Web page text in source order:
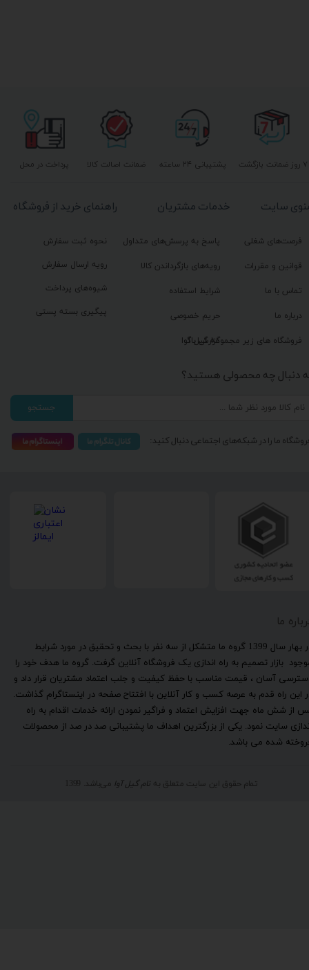
ما
​در بهار سال 1399 گروه ما متشکل از سه نفر با بحث و تحقیق در مورد شرایط
بازار تصمیم به راه اندازی یک فروشگاه آنلاین گرفت. گروه ما هدف خود را
آسان ، قیمت مناسب با حفظ کیفیت و جلب اعتماد مشتریان قرار داد و
این راه قدم به عرصه کسب و کار آنلاین با افتتاح صفحه در اینستاگرام گذاشت.
از شش ماه جهت افزایش اعتماد و فراگیر نمودن ارائه خدمات اقدام به راه
سایت نمود. یکی از بزرگترین اهداف ما پشتیبانی صد در صد از محصولات
شده می باشد.
تمام حقوق این سایت متعلق به نام گیل آوا می‌باشد. 1399
پشتیبانی ۲۴ ساعته پرداخت در محل ۷ روز ضمانت بازگشت ضمانت اصالت کالا
راهنمای خرید از فروشگاه
نحوه ثبت سفارش
رویه ارسال سفارش
شیوه‌های پرداخت
پیگیری بسته پستی
خدمات مشتریان
پاسخ به پرسش‌های متداول
رویه‌های بازگرداندن کالا
شرایط استفاده
حریم خصوصی
گزارش باگ
سایت
فرصت‌های شغلی
قوانین و مقررات
تماس با ما
درباره ما
فروشگاه های زیر مجموعه گیل آوا
دنبال چه محصولی هستید؟
جستجو
ما را در شبکه‌های اجتماعی دنبال کنید: